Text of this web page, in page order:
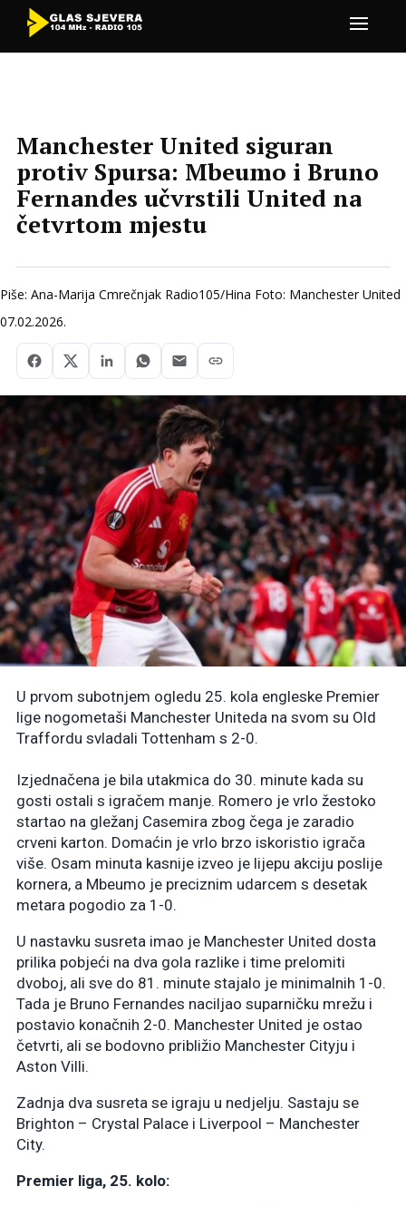
Manchester United siguran
protiv Spursa: Mbeumo i Bruno
Fernandes učvrstili United na
četvrtom mjestu
Piše: Ana-Marija Cmrečnjak Radio105/Hina Foto: Manchester United
07.02.2026.
U prvom subotnjem ogledu 25. kola engleske Premier
lige nogometaši Manchester Uniteda na svom su Old
Traffordu svladali Tottenham s 2-0.
Izjednačena je bila utakmica do 30. minute kada su
gosti ostali s igračem manje. Romero je vrlo žestoko
startao na gležanj Casemira zbog čega je zaradio
crveni karton. Domaćin je vrlo brzo iskoristio igrača
više. Osam minuta kasnije izveo je lijepu akciju poslije
kornera, a Mbeumo je preciznim udarcem s desetak
metara pogodio za 1-0.
U nastavku susreta imao je Manchester United dosta
prilika pobjeći na dva gola razlike i time prelomiti
dvoboj, ali sve do 81. minute stajalo je minimalnih 1-0.
Tada je Bruno Fernandes naciljao suparničku mrežu i
postavio konačnih 2-0. Manchester United je ostao
četvrti, ali se bodovno približio Manchester Cityju i
Aston Villi.
Zadnja dva susreta se igraju u nedjelju. Sastaju se
Brighton – Crystal Palace i Liverpool – Manchester
City.
Premier liga, 25. kolo: